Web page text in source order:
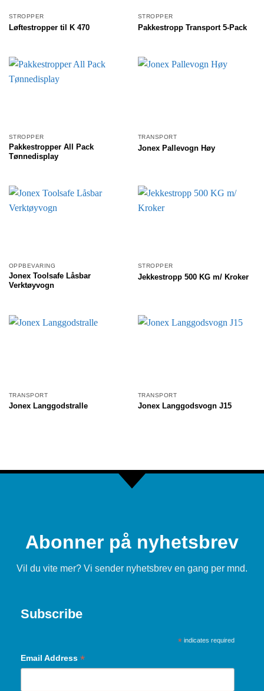
STROPPER
Løftestropper til K 470
STROPPER
Pakkestropp Transport 5-Pack
STROPPER
Pakkestropper All Pack
Tønnedisplay
TRANSPORT
Jonex Pallevogn Høy
OPPBEVARING
Jonex Toolsafe Låsbar
Verktøyvogn
STROPPER
Jekkestropp 500 KG m/ Kroker
TRANSPORT
Jonex Langgodstralle
TRANSPORT
Jonex Langgodsvogn J15
Abonner på nyhetsbrev
Vil du vite mer? Vi sender nyhetsbrev en gang per mnd.
Subscribe
*indicates required
Email Address *